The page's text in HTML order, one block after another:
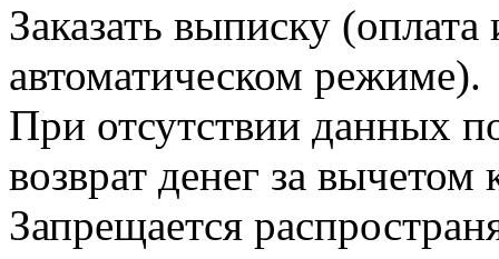
Заказать выписку
автоматическом режиме).
При отсутствии данных
возврат денег за
Запрещается